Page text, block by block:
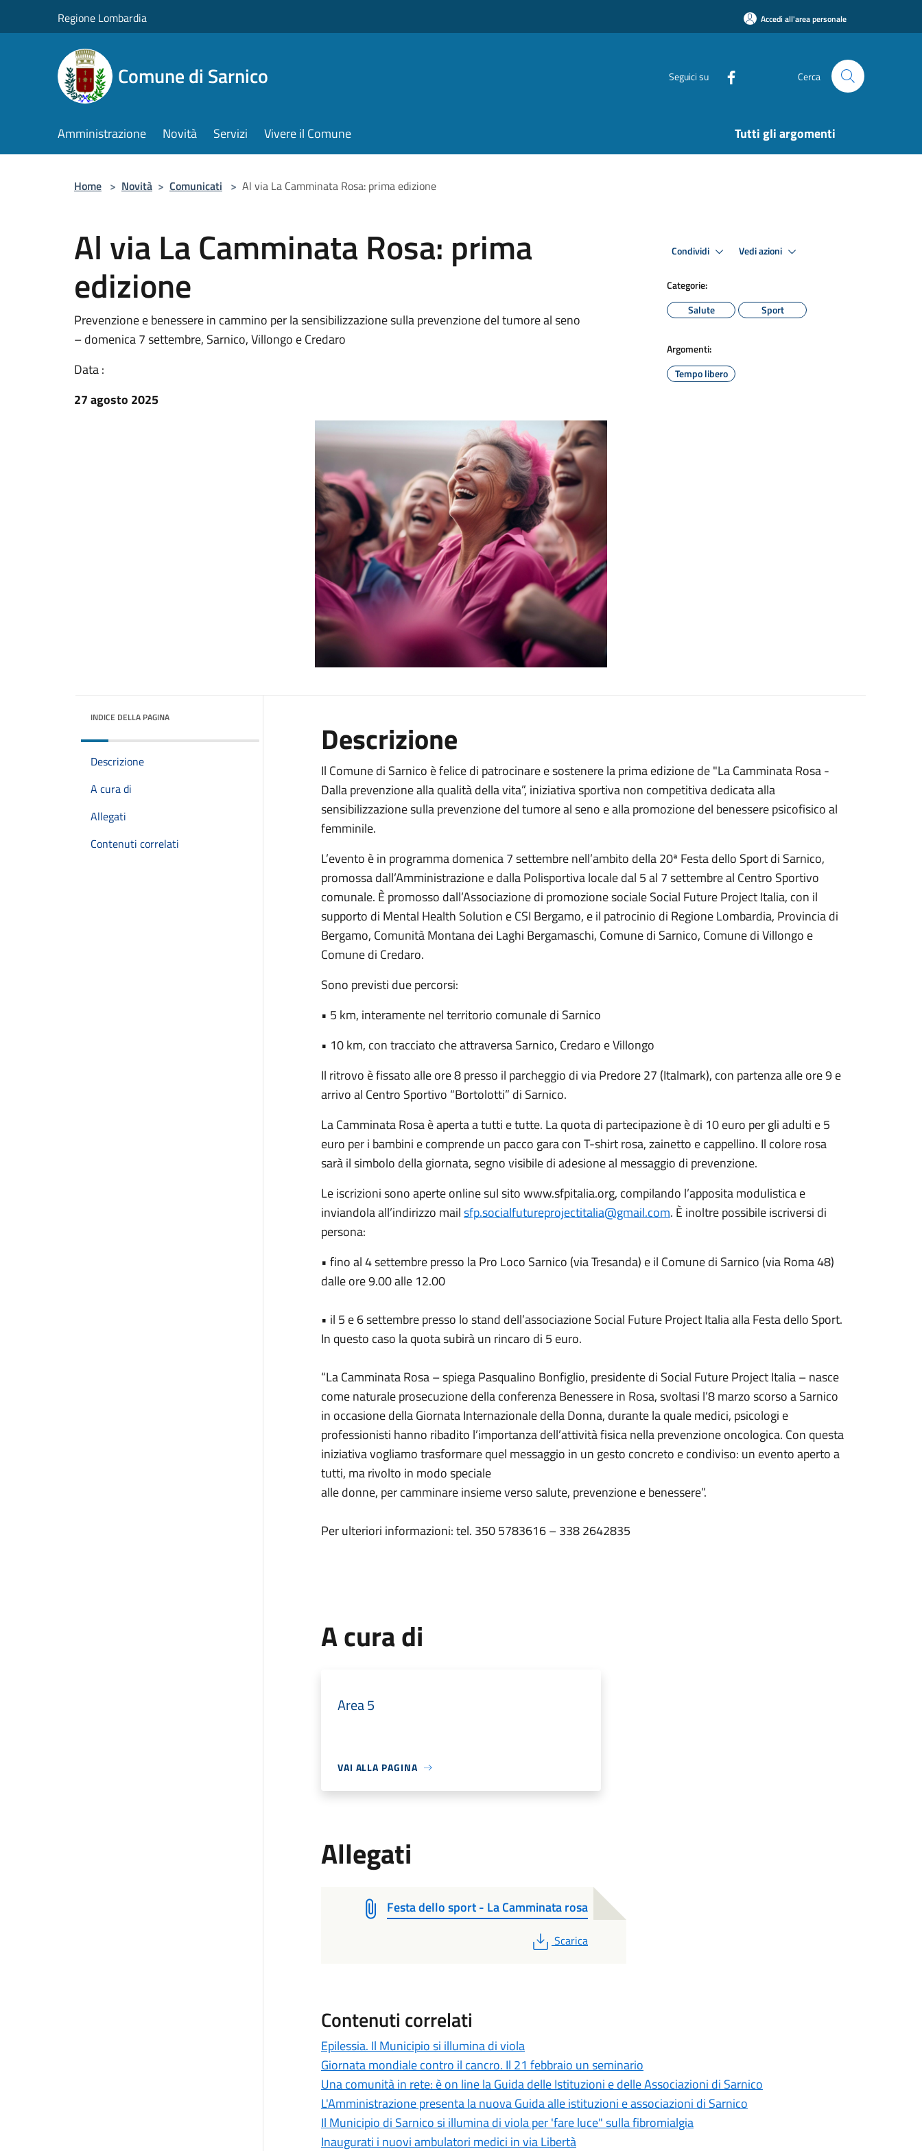
Regione Lombardia Accedi all'area personale
Comune di Sarnico Seguici su Cerca
Amministrazione Novità Servizi Vivere il Comune Tutti gli argomenti
Home > Novità > Comunicati > Al via La Camminata Rosa: prima edizione
Al via La Camminata Rosa: prima
edizione
Prevenzione e benessere in cammino per la sensibilizzazione sulla prevenzione del tumore al seno
– domenica 7 settembre, Sarnico, Villongo e Credaro
Data :
27 agosto 2025
Condividi Vedi azioni
Categorie:
Salute
Sport
Argomenti:
Tempo libero
INDICE DELLA PAGINA
Descrizione
A cura di
Allegati
Contenuti correlati
Descrizione
Il Comune di Sarnico è felice di patrocinare e sostenere la prima edizione de "La Camminata Rosa -
Dalla prevenzione alla qualità della vita”, iniziativa sportiva non competitiva dedicata alla
sensibilizzazione sulla prevenzione del tumore al seno e alla promozione del benessere psicofisico al
femminile.
L’evento è in programma domenica 7 settembre nell’ambito della 20ª Festa dello Sport di Sarnico,
promossa dall’Amministrazione e dalla Polisportiva locale dal 5 al 7 settembre al Centro Sportivo
comunale. È promosso dall’Associazione di promozione sociale Social Future Project Italia, con il
supporto di Mental Health Solution e CSI Bergamo, e il patrocinio di Regione Lombardia, Provincia di
Bergamo, Comunità Montana dei Laghi Bergamaschi, Comune di Sarnico, Comune di Villongo e
Comune di Credaro.
Sono previsti due percorsi:
• 5 km, interamente nel territorio comunale di Sarnico
• 10 km, con tracciato che attraversa Sarnico, Credaro e Villongo
Il ritrovo è fissato alle ore 8 presso il parcheggio di via Predore 27 (Italmark), con partenza alle ore 9 e
arrivo al Centro Sportivo “Bortolotti” di Sarnico.
La Camminata Rosa è aperta a tutti e tutte. La quota di partecipazione è di 10 euro per gli adulti e 5
euro per i bambini e comprende un pacco gara con T-shirt rosa, zainetto e cappellino. Il colore rosa
sarà il simbolo della giornata, segno visibile di adesione al messaggio di prevenzione.
Le iscrizioni sono aperte online sul sito www.sfpitalia.org, compilando l’apposita modulistica e
inviandola all’indirizzo mailsfp.socialfutureprojectitalia@gmail.com. È inoltre possibile iscriversi di
persona:
• fino al 4 settembre presso la Pro Loco Sarnico (via Tresanda) e il Comune di Sarnico (via Roma 48)
dalle ore 9.00 alle 12.00
• il 5 e 6 settembre presso lo stand dell’associazione Social Future Project Italia alla Festa dello Sport.
In questo caso la quota subirà un rincaro di 5 euro.
“La Camminata Rosa – spiega Pasqualino Bonfiglio, presidente di Social Future Project Italia – nasce
come naturale prosecuzione della conferenza Benessere in Rosa, svoltasi l’8 marzo scorso a Sarnico
in occasione della Giornata Internazionale della Donna, durante la quale medici, psicologi e
professionisti hanno ribadito l’importanza dell’attività fisica nella prevenzione oncologica. Con questa
iniziativa vogliamo trasformare quel messaggio in un gesto concreto e condiviso: un evento aperto a
tutti, ma rivolto in modo speciale
alle donne, per camminare insieme verso salute, prevenzione e benessere”.
Per ulteriori informazioni: tel. 350 5783616 – 338 2642835
A cura di
Area 5
VAI ALLA PAGINA
Allegati
Festa dello sport - La Camminata rosa
PDF
Scarica
Contenuti correlati
Epilessia. Il Municipio si illumina di viola
Giornata mondiale contro il cancro. Il 21 febbraio un seminario
Una comunità in rete: è on line la Guida delle Istituzioni e delle Associazioni di Sarnico
L'Amministrazione presenta la nuova Guida alle istituzioni e associazioni di Sarnico
Il Municipio di Sarnico si illumina di viola per 'fare luce" sulla fibromialgia
Inaugurati i nuovi ambulatori medici in via Libertà